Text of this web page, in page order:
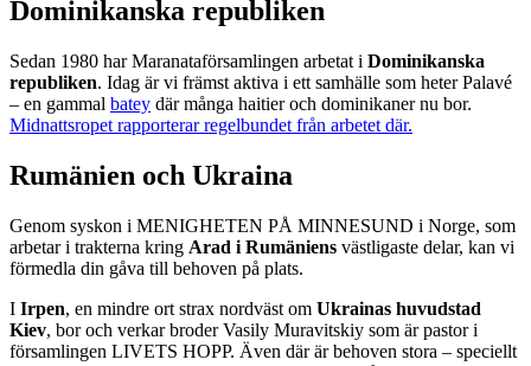
Dominikanska republiken
Sedan 1980 har Maranataförsamlingen arbetat i Dominikanska
republiken. Idag är vi främst aktiva i ett samhälle som heter Palavé
– en gammal batey där många haitier och dominikaner nu bor.
Midnattsropet rapporterar regelbundet från arbetet där.
Rumänien och Ukraina
Genom syskon i MENIGHETEN PÅ MINNESUND i Norge, som
arbetar i trakterna kring Arad i Rumäniens västligaste delar, kan vi
förmedla din gåva till behoven på plats.
I Irpen, en mindre ort strax nordväst om Ukrainas huvudstad
Kiev, bor och verkar broder Vasily Muravitskiy som är pastor i
församlingen LIVETS HOPP. Även där är behoven stora – speciellt